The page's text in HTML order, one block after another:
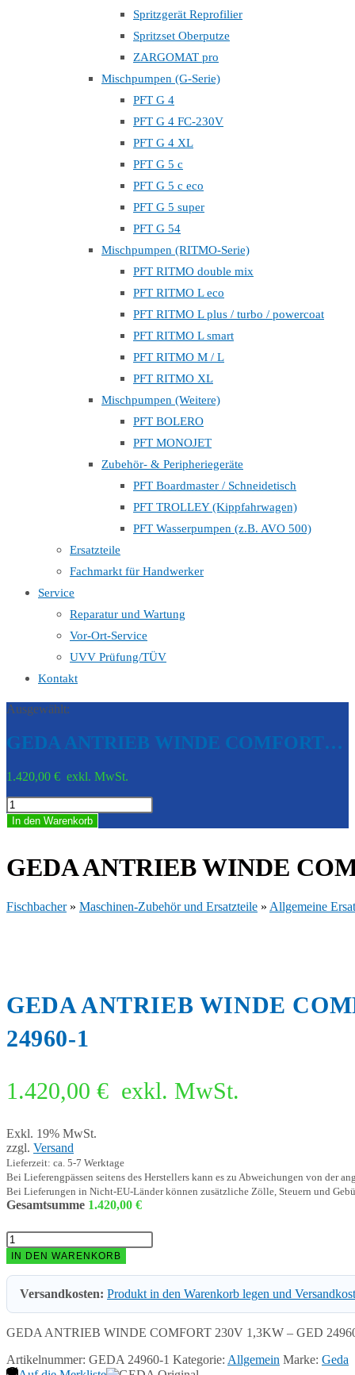
Spritzgerät Reprofilier
Spritzset Oberputze
ZARGOMAT pro
Mischpumpen (G-Serie)
PFT G 4
PFT G 4 FC-230V
PFT G 4 XL
PFT G 5 c
PFT G 5 c eco
PFT G 5 super
PFT G 54
Mischpumpen (RITMO-Serie)
PFT RITMO double mix
PFT RITMO L eco
PFT RITMO L plus / turbo / powercoat
PFT RITMO L smart
PFT RITMO M / L
PFT RITMO XL
Mischpumpen (Weitere)
PFT BOLERO
PFT MONOJET
Zubehör- & Peripheriegeräte
PFT Boardmaster / Schneidetisch
PFT TROLLEY (Kippfahrwagen)
PFT Wasserpumpen (z.B. AVO 500)
Ersatzteile
Fachmarkt für Handwerker
Service
Reparatur und Wartung
Vor-Ort-Service
UVV Prüfung/TÜV
Kontakt
Ausgewählt:
GEDA ANTRIEB WINDE COMFORT…
1.420,00 € exkl. MwSt.
GEDA
ANTRIEB
WINDE
230V
1,3KW
GED
24960-
In den Warenkorb
GEDA ANTRIEB WINDE
Fischbacher» Maschinen-Zubehör und Ersatzteile » Allgemeine
GEDA ANTRIEB WINDE
24960-1
1.420,00 € exkl. MwSt.
Exkl. 19% MwSt.
zzgl. Versand
Lieferzeit: ca. 5-7 Werktage
Bei Lieferengpässen seitens des Herstellers kann es zu Abweichungen von der
Bei Lieferungen in Nicht-EU-Länder können zusätzliche Zölle, Steuern und
Gesamtsumme 1.420,00 €
GEDA
ANTRIEB
WINDE
COMFORT
230V
1,3KW
GED
1
IN DEN WARENKORB
Versandkosten: Produkt in den Warenkorb legen und
GEDA ANTRIEB WINDE COMFORT 230V 1,3KW – GED
Artikelnummer: GEDA 24960-1 Kategorie: Allgemein Marke: Geda